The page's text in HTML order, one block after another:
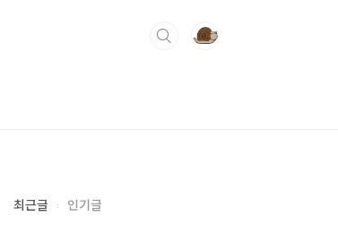
최근글 인기글